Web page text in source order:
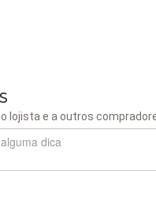
lojista e a outros